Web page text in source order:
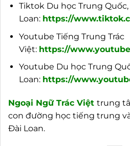
Tiktok Du học Trung
Loan: https://
Youtube Tiếng Trung Trác
Việt: https://
Youtube Du học Trung
Loan: https://
Ngoại Ngữ Trác Việt trung
con đường học tiếng trung
Đài Loan.